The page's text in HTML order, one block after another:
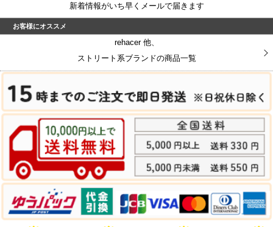
新着情報がいち早くメールで届きます
お客様にオススメ
rehacer 他、
ストリート系ブランドの商品一覧